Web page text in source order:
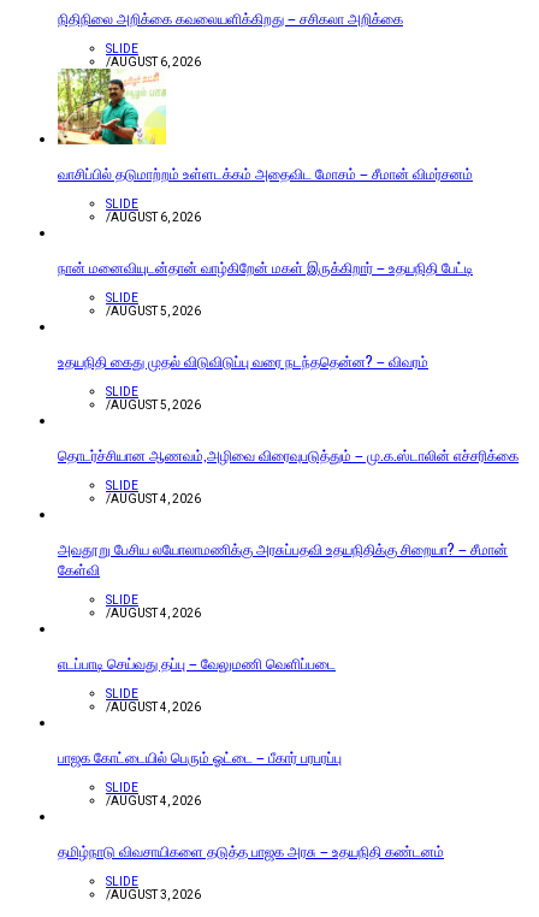
நிதிநிலை அறிக்கை கவலையளிக்கிறது – சசிகலா அறிக்கை
SLIDE
/AUGUST 6, 2026
வாசிப்பில் தடுமாற்றம் உள்ளடக்கம் அதைவிட மோசம் – சீமான் விமர்சனம்
SLIDE
/AUGUST 6, 2026
நான் மனைவியுடன்தான் வாழ்கிறேன் மகள் இருக்கிறார் – உதயநிதி பேட்டி
SLIDE
/AUGUST 5, 2026
உதயநிதி கைது முதல் விடுவிடுப்பு வரை நடந்ததென்ன? – விவரம்
SLIDE
/AUGUST 5, 2026
தொடர்ச்சியான ஆணவம்,அழிவை விரைவுபடுத்தும் – மு.க.ஸ்டாலின் எச்சரிக்கை
SLIDE
/AUGUST 4, 2026
அவதூறு பேசிய லயோலாமணிக்கு அரசுப்பதவி உதயநிதிக்கு சிறையா? – சீமான்
கேள்வி
SLIDE
/AUGUST 4, 2026
எடப்பாடி செய்வது தப்பு – வேலுமணி வெளிப்படை
SLIDE
/AUGUST 4, 2026
பாஜக கோட்டையில் பெரும் ஓட்டை – பீகார் பரபரப்பு
SLIDE
/AUGUST 4, 2026
தமிழ்நாடு விவசாயிகளை தடுத்த பாஜக அரசு – உதயநிதி கண்டனம்
SLIDE
/AUGUST 3, 2026